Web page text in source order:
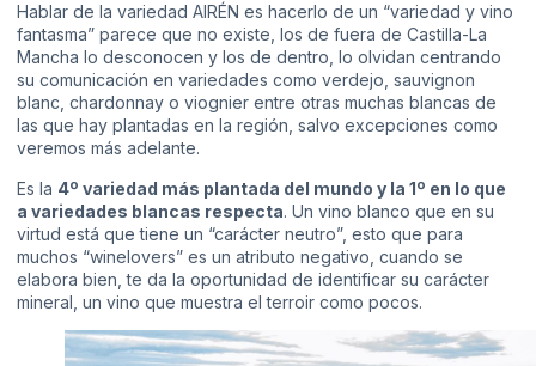
Hablar de la variedad AIRÉN es hacerlo de un “variedad y vino
fantasma” parece que no existe, los de fuera de Castilla-La
Mancha lo desconocen y los de dentro, lo olvidan centrando
su comunicación en variedades como verdejo, sauvignon
blanc, chardonnay o viognier entre otras muchas blancas de
las que hay plantadas en la región, salvo excepciones como
veremos más adelante.
Es la 4º variedad más plantada del mundo y la 1º en lo que
a variedades blancas respecta. Un vino blanco que en su
virtud está que tiene un “carácter neutro”, esto que para
muchos “winelovers” es un atributo negativo, cuando se
elabora bien, te da la oportunidad de identificar su carácter
mineral, un vino que muestra el terroir como pocos.